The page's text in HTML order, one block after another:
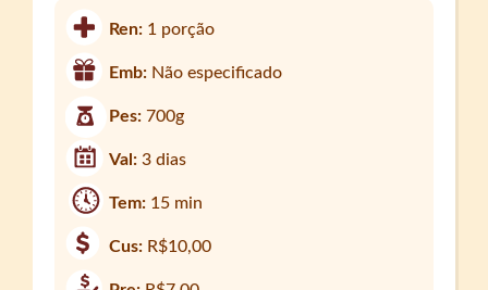
Ren: 1 porção
Emb: Não especificado
Pes:700g
Val:3 dias
Tem: 15 min
Cus: R$10,00